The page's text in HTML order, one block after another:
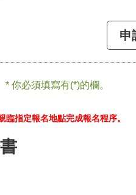
申
* 你必須填寫有(*)的欄。
指定報名地點完成報名程序。